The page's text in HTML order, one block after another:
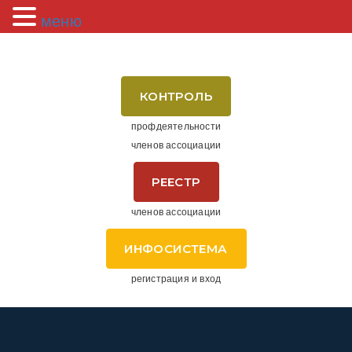
КОНТРОЛЬ
профдеятельности
членов ассоциации
РЕЕСТР
членов ассоциации
ИНФОСИСТЕМА
регистрация и вход
меню